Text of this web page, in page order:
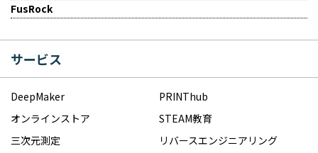
FusRock
サービス
DeepMaker
PRINThub
オンラインストア
STEAM教育
三次元測定
リバースエンジニアリング